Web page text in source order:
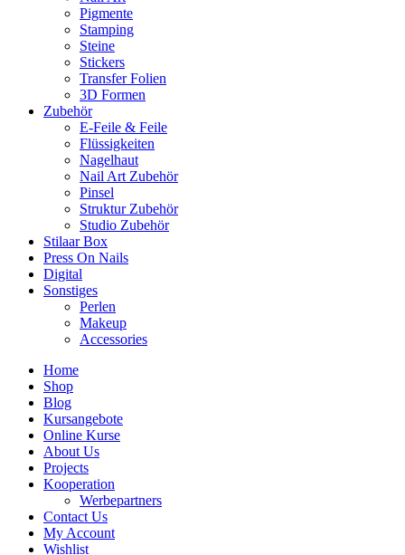
Pigmente
Stamping
Steine
Stickers
Transfer Folien
3D Formen
Zubehör
E-Feile & Feile
Flüssigkeiten
Nagelhaut
Nail Art Zubehör
Pinsel
Struktur Zubehör
Studio Zubehör
Stilaar Box
Press On Nails
Digital
Sonstiges
Perlen
Makeup
Accessories
Home
Shop
Blog
Kursangebote
Online Kurse
About Us
Projects
Kooperation
Werbepartners
Contact Us
My Account
Wishlist